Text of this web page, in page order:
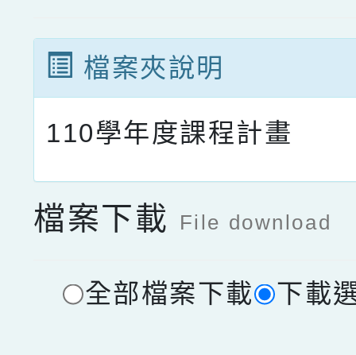
檔案夾說明
110學年度課程計畫
檔案下載 File download
全部檔案下載 下載